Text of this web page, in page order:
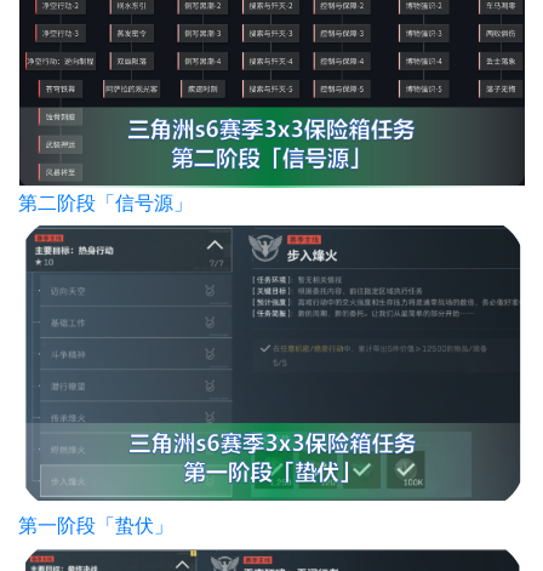
第二阶段「信号源」
第一阶段「蛰伏」